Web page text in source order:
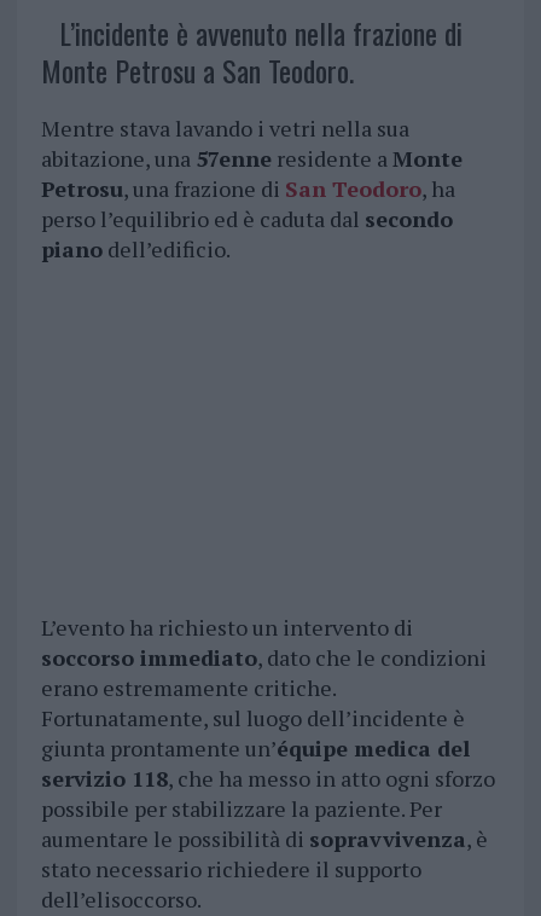
L’incidente è avvenuto nella frazione di
Monte Petrosu a San Teodoro.
Mentre stava lavando i vetri nella sua
abitazione, una 57enneresidente aMonte
Petrosu, una frazione di San Teodoro, ha
perso l’equilibrio ed è caduta dal secondo
pianodell’edificio.
L’evento ha richiesto un intervento di
soccorso immediato, dato che le condizioni
erano estremamente critiche.
Fortunatamente, sul luogo dell’incidente è
giunta prontamente un’équipe medica del
servizio 118, che ha messo in atto ogni sforzo
possibile per stabilizzare la paziente. Per
aumentare le possibilità di sopravvivenza, è
stato necessario richiedere il supporto
dell’elisoccorso.